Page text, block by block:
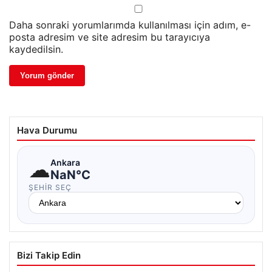
Daha sonraki yorumlarımda kullanılması için adım, e-
posta adresim ve site adresim bu tarayıcıya
kaydedilsin.
Hava Durumu
☁Ankara
NaN°C
ŞEHIR SEÇ
Bizi Takip Edin